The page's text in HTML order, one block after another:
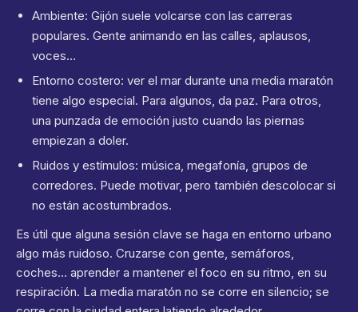
Ambiente: Gijón suele volcarse con las carreras
populares. Gente animando en las calles, aplausos,
voces…
Entorno costero: ver el mar durante una media maratón
tiene algo especial. Para algunos, da paz. Para otros,
una punzada de emoción justo cuando las piernas
empiezan a doler.
Ruidos y estímulos: música, megafonía, grupos de
corredores. Puede motivar, pero también descolocar si
no están acostumbrados.
Es útil que alguna sesión clave se haga en entorno urbano
algo más ruidoso. Cruzarse con gente, semáforos,
coches… aprender a mantener el foco en su ritmo, en su
respiración. La media maratón no se corre en silencio; se